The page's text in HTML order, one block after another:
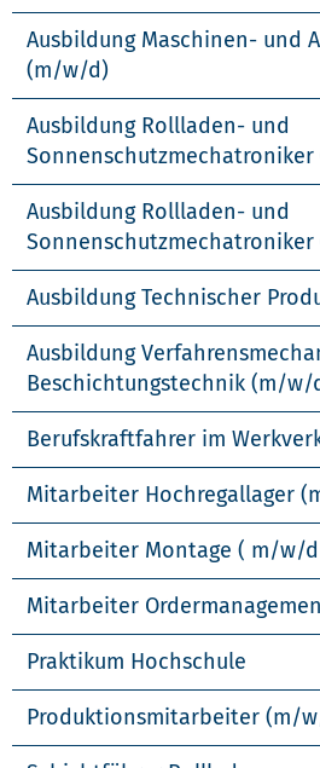
Ausbildung Maschinen- und
(m/w/d)
Ausbildung Rollladen- und
Ausbildung Rollladen- und
Ausbildung Technischer
Ausbildung
Beschichtungstechnik (m/w/
Berufskraftfahrer im
Mitarbeiter Hochregallager
Mitarbeiter Montage ( m/w/
Mitarbeiter
Praktikum Hochschule
Produktionsmitarbeiter (m/